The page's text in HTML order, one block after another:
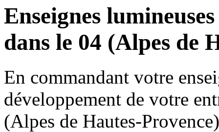
Enseignes
dans le 04 (Alpes de
En commandant votre
développement de votre
(Alpes de Hautes-